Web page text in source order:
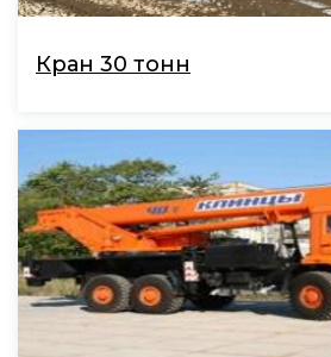
Кран 30 тонн